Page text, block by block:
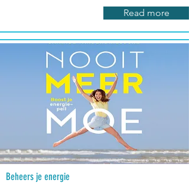
Read more
Beheers je energie